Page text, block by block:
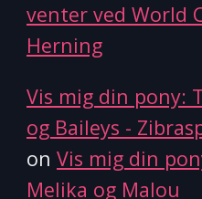
venter ved World
Herning
Vis mig din pony:
og Baileys -
on Vis mig din
Melika og Malou